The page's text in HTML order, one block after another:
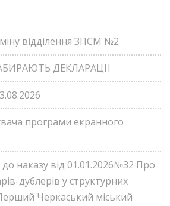
відділення ЗПСМ №2
ДЕКЛАРАЦІЇ
програми екранного
наказу від 01.01.2026№32 Про
дублерів у структурних
Черкаський міський